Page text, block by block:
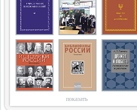
Новый том Вестника истории,
литературы, искусства
25.09.2017
Книги блокады
Последняя книга Т.В.Сталевой
15.06.2017
Энциклопедия историков
показать